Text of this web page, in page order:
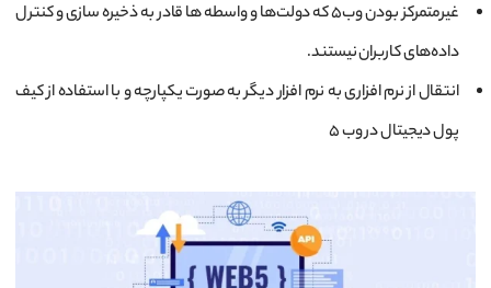
غیرمتمرکز بودن وب5 که دولت‌ها و واسطه‌ ها قادر به ذخیره سازی و کنترل
داده‌های کاربران نیستند.
انتقال از نرم افزاری به نرم افزار دیگر به‌ صورت یکپارچه و با استفاده از کیف
پول دیجیتال در وب 5